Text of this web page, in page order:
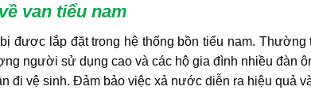
van tiểu nam
được lắp đặt trong hệ thống bồn tiểu nam.
người sử dụng cao và các hộ gia đình nhiều đàn
đi vệ sinh. Đảm bảo việc xả nước diễn ra hiệu quả